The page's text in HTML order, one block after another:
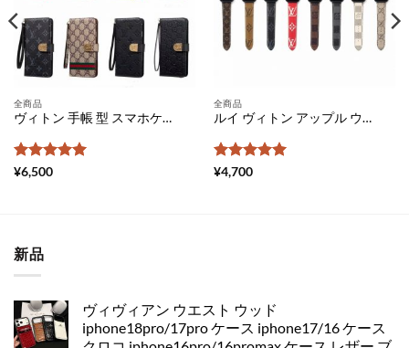
全商品
ヴィトン 手帳 型 スマホケース 全 機種 対応 xperia ケース おしゃれ ギャラクシーケース かわいい アンドロイド スマホケース gucci コピー エクスペリア 携帯 カバー aquos センス 3 iphone ケース 手帳 メンズ 激安
5段階中
¥6,500
全商品
ルイ ヴィトン アップル ウォッチ ベルト 人気 apple watch 革 バンド 高級 グッチ 時計 ベルト 交換 スマート ウォッチ ベルト アップル ウォッチ バンド おすすめ
5段階中
¥4,700
新品
ヴィヴィアン ウエスト ウッド
iphone18pro/17pro ケース iphone17/16 ケース